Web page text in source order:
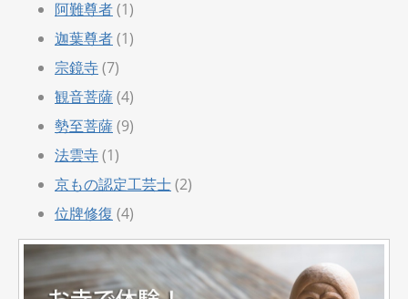
阿難尊者(1)
迦葉尊者(1)
宗鏡寺(7)
観音菩薩(4)
勢至菩薩(9)
法雲寺(1)
京もの認定工芸士(2)
位牌修復 (4)